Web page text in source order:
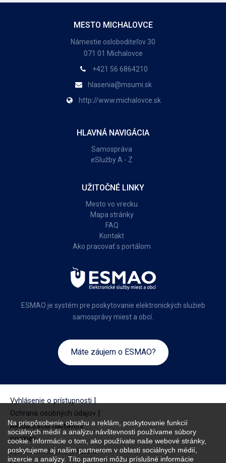
Na prispôsobenie obsahu a reklám, poskytovanie funkcií
sociálnych médií a analýzu návštevnosti používame súbory
cookie. Informácie o tom, ako používate naše webové stránky,
poskytujeme aj našim partnerom v oblasti sociálnych médií,
inzercie a analýzy. Títo partneri môžu príslušné informácie
MESTO MICHALOVCE
Námestie osloboditeľov 30
071 01 Michalovce
+421 56 6864210
hlasenia@msumi.sk
http://www.michalovce.sk
HLAVNÁ NAVIGÁCIA
Samospráva
eSlužby A - Z
UŽITOČNÉ LINKY
Mesto vo vrecku
Mapa stránky
FAQ
Kontakt
Ako pracovať s portálom
ESMAO je systém pre poskytovanie elektronických služieb
samosprávy miest a obcí.
Máte záujem o ESMAO?
Vyhlásenie o prístupnosti
Ochrana osobných údajov
Aktualizácia nastavení
cookies
Správcom obsahu je Mesto